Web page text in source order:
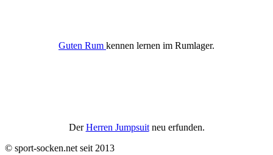
Guten Rum kennen lernen im Rumlager.
DerHerren Jumpsuitneu erfunden.
© sport-socken.net seit 2013